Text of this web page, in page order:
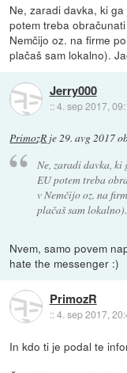
Ne, zaradi davka, ki
potem treba
Nemčijo oz. na firme
plačaš sam lokalno).
Jerry000
::4. sep 2017,
PrimozR je29. avg 2017
Ne, zaradi davka, ki
EU potem treba
v Nemčijo oz. na
plačaš sam
Nvem, samo povem
hate the messenger :)
PrimozR
::4. sep 2017,
In kdo ti je podal te